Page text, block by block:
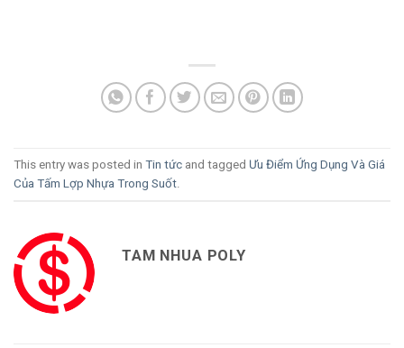
This entry was posted in Tin tức and tagged Ưu Điểm Ứng Dụng Và Giá
Của Tấm Lợp Nhựa Trong Suốt.
TAM NHUA POLY